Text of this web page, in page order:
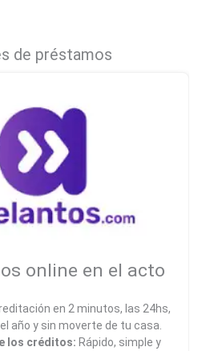
de préstamos
online en el acto
en 2 minutos, las 24hs,
año y sin moverte de tu casa.
los créditos: Rápido, simple y